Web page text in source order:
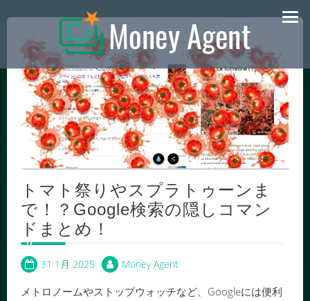
content
トマト祭りやスプラトゥーンま
で！？Google検索の隠しコマン
ドまとめ！
31 1月 2025 Money Agent
メトロノームやストップウォッチなど、Googleには便利